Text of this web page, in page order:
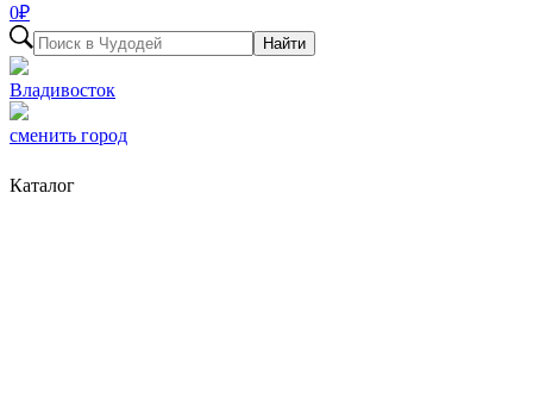
0₽
Найти
Владивосток
сменить город
Каталог